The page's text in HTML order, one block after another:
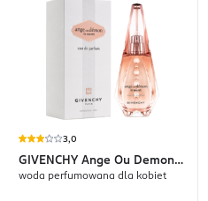
3,0
GIVENCHY Ange Ou Demon
Le Secret
woda perfumowana dla kobiet